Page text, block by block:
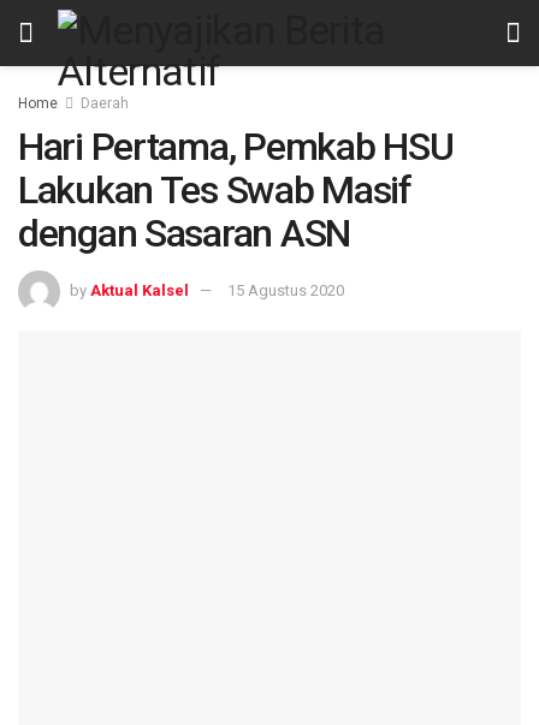
Home Daerah
Hari Pertama, Pemkab HSU
Lakukan Tes Swab Masif
dengan Sasaran ASN
by Aktual Kalsel 15 Agustus 2020